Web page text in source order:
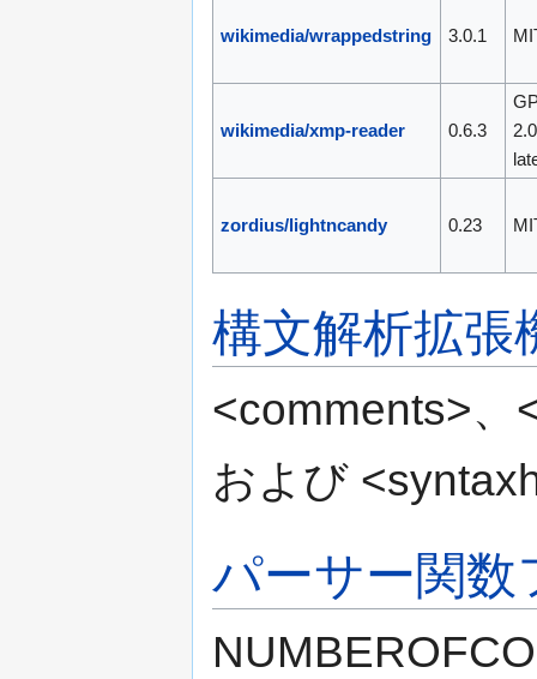
wikimedia/wrappedstring 3.0.1
wikimedia/xmp-reader 0.6.3
zordius/lightncandy 0.23
構文解析拡張
<comments>、
および
パーサー関数